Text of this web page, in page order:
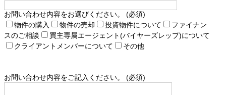
お問い合わせ内容をお選びください。 (必須)
物件の購入
物件の売却 投資物件について
ファイナン
スのご相談
買主専属エージェント(バイヤーズレップ)について
クライアントメンバーについて
その他
お問い合わせ内容をご記入ください。 (必須)